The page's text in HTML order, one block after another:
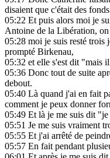
disaient que c'était des
05:22 Et puis alors moi je
Antoine de la Libération, on
05:28 moi je suis resté trois
prompté Birkenau,
05:32 et elle s'est dit "mais
05:36 Donc tout de suite
debout.
05:40 Là quand j'ai en fait
comment je peux donner
05:49 Et là je me suis dit "je
05:51 Je me suis vraiment
05:55 Et j'ai arrêté de
05:57 En fait pendant